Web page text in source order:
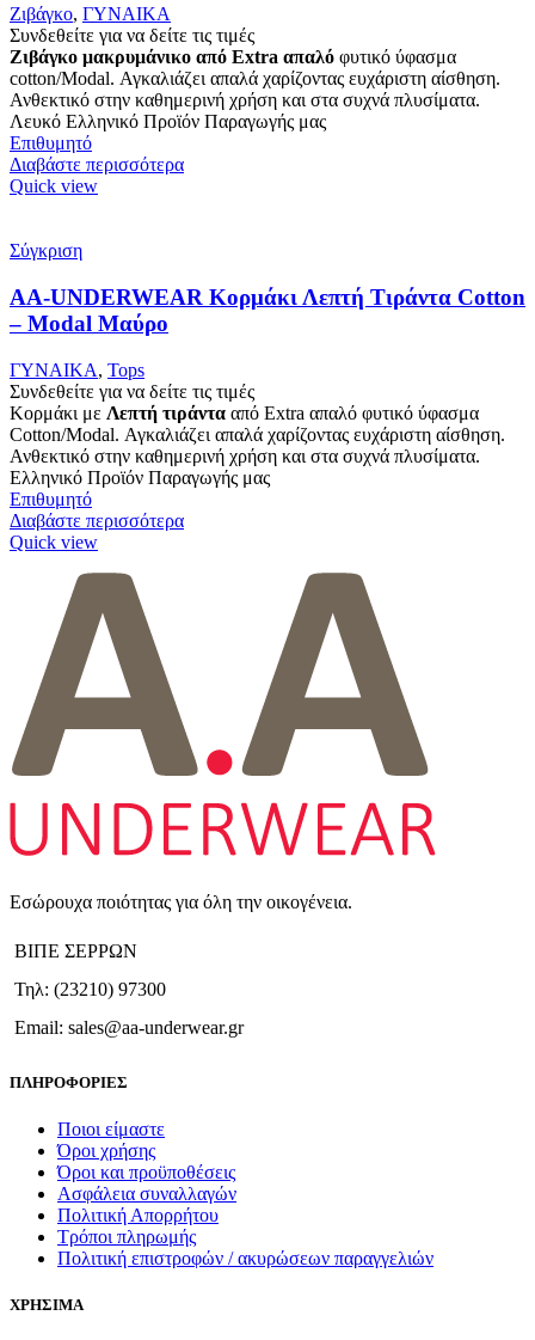
Ζιβάγκο, ΓΥΝΑΙΚΑ
Συνδεθείτε για να δείτε τις τιμές
Ζιβάγκο μακρυμάνικο από Extra απαλό φυτικό ύφασμα
cotton/Modal. Αγκαλιάζει απαλά χαρίζοντας ευχάριστη αίσθηση.
Ανθεκτικό στην καθημερινή χρήση και στα συχνά πλυσίματα.
Λευκό Ελληνικό Προϊόν Παραγωγής μας
Επιθυμητό
Διαβάστε περισσότερα
Quick view
Σύγκριση
AA-UNDERWEAR Κορμάκι Λεπτή Τιράντα Cotton
– Modal Μαύρο
ΓΥΝΑΙΚΑ, Tops
Συνδεθείτε για να δείτε τις τιμές
Κορμάκι με Λεπτή τιράντα από Extra απαλό φυτικό ύφασμα
Cotton/Modal. Αγκαλιάζει απαλά χαρίζοντας ευχάριστη αίσθηση.
Ανθεκτικό στην καθημερινή χρήση και στα συχνά πλυσίματα.
Ελληνικό Προϊόν Παραγωγής μας
Επιθυμητό
Διαβάστε περισσότερα
Quick view
Εσώρουχα ποιότητας για όλη την οικογένεια.
ΒΙΠΕ ΣΕΡΡΩΝ
Τηλ: (23210) 97300
Email: sales@aa-underwear.gr
ΠΛΗΡΟΦΟΡΙΕΣ
Ποιοι είμαστε
Όροι χρήσης
Όροι και προϋποθέσεις
Ασφάλεια συναλλαγών
Πολιτική Απορρήτου
Τρόποι πληρωμής
Πολιτική επιστροφών / ακυρώσεων παραγγελιών
ΧΡΗΣΙΜΑ